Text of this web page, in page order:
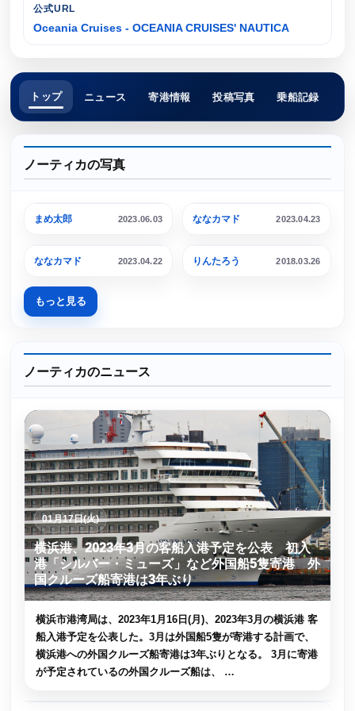
公式URL
Oceania Cruises - OCEANIA CRUISES' NAUTICA
トップ ニュース 寄港情報 投稿写真 乗船記録
ノーティカの写真
横浜港 大さん橋埠頭
まめ太郎 2023.06.03
名古屋港 ガーデンふ頭
ななカマド 2023.04.23
名古屋港 ガーデンふ頭
ななカマド 2023.04.22
横浜港 大さん橋埠頭
りんたろう 2018.03.26
もっと見る
ノーティカのニュース
01月17日(火)
横浜港、2023年3月の客船入港予定を公表 初入
港「シルバー・ミューズ」など外国船5隻寄港 外
国クルーズ船寄港は3年ぶり
横浜市港湾局は、2023年1月16日(月)、2023年3月の横浜港 客
船入港予定を公表した。3月は外国船5隻が寄港する計画で、
横浜港への外国クルーズ船寄港は3年ぶりとなる。 3月に寄港
が予定されているの外国クルーズ船は、 …